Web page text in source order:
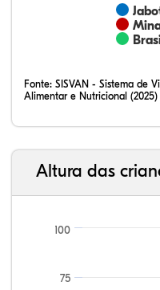
Fonte: SISVAN - Sistema de
Alimentar e Nutricional (2025)
Altura das
75
100